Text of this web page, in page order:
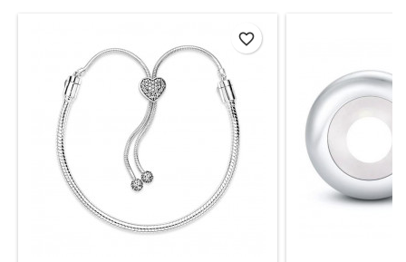
favorite_border